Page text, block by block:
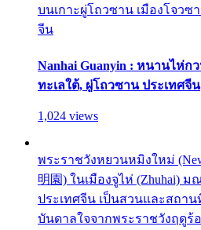
บนเกาะผู่โถวซาน เมืองโจวซ
จีน
Nanhai Guanyin : หนานไห่ก
ทะเลใต้, ผู่โถวซาน ประเทศจีน
1,024 views
พระราชวังหยวนหมิงใหม่ (New
明園) ในเมืองจูไห่ (Zhuhai) ม
ประเทศจีน เป็นสวนและสถาน
บันดาลใจจากพระราชวังฤดูร้อ